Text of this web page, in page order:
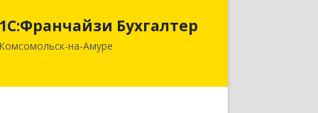
1С:Франчайзи Бухгалтер
Комсомольск-на-Амуре
681000, Хабаровский край,
Комсомольск-на-Амуре г,
оф.202